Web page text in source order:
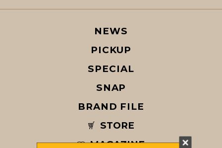
NEWS
PICKUP
SPECIAL
SNAP
BRAND FILE
STORE
MAGAZINE